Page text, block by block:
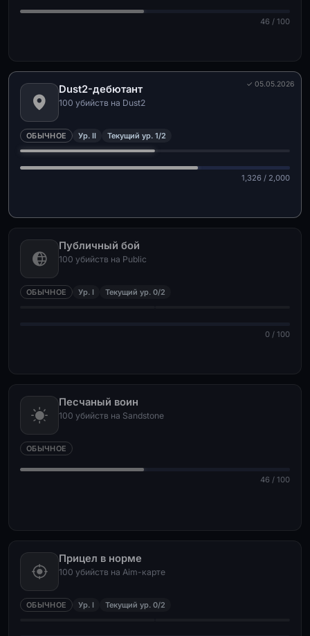
46 / 100
✓ 05.05.2026
Dust2-дебютант
100 убийств на Dust2
ОБЫЧНОЕ Ур. II Текущий ур. 1/2
1,326 / 2,000
Публичный бой
100 убийств на Public
ОБЫЧНОЕ Ур. I Текущий ур. 0/2
0 / 100
Песчаный воин
100 убийств на Sandstone
ОБЫЧНОЕ
46 / 100
Прицел в норме
100 убийств на Aim-карте
ОБЫЧНОЕ Ур. I Текущий ур. 0/2